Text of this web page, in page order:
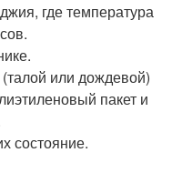
где температура
или дождевой)
пакет и
состояние.